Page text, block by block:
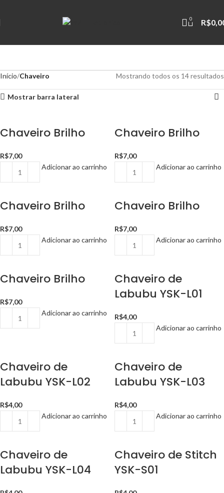
0 R$
Início Chaveiro Mostrando todos os 14 resultados
Mostrar barra lateral
Chaveiro Brilho
R$7,00
Adicionar ao carrinho
Chaveiro Brilho
R$7,00
Adicionar ao carrinho
Chaveiro Brilho
R$7,00
Adicionar ao carrinho
Chaveiro Brilho
R$7,00
Adicionar ao carrinho
Chaveiro Brilho
R$7,00
Adicionar ao carrinho
Chaveiro de
Labubu YSK-L01
R$4,00
Adicionar ao carrinho
Chaveiro de
Labubu YSK-L02
R$4,00
Adicionar ao carrinho
Chaveiro de
Labubu YSK-L03
R$4,00
Adicionar ao carrinho
Chaveiro de
Labubu YSK-L04
Chaveiro de Stitch
YSK-S01